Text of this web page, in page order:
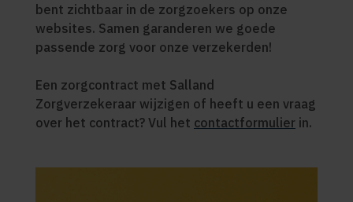
bent zichtbaar in de zorgzoekers op onze
websites. Samen garanderen we goede
passende zorg voor onze verzekerden!
Een zorgcontract met Salland
Zorgverzekeraar wijzigen of heeft u een vraag
over het contract? Vul het contactformulier in.